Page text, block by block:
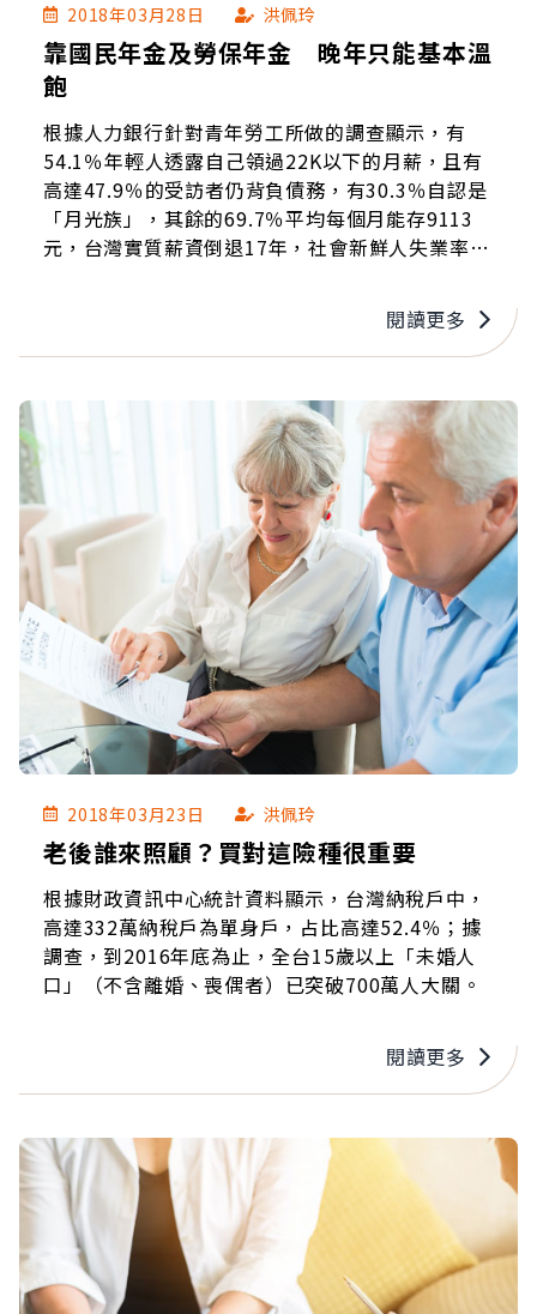
2018年03月28日 洪佩玲
靠國民年金及勞保年金 晚年只能基本溫
飽
根據人力銀行針對青年勞工所做的調查顯示，有
54.1％年輕人透露自己領過22K以下的月薪，且有
高達47.9％的受訪者仍背負債務，有30.3％自認是
「月光族」，其餘的69.7％平均每個月能存9113
元，台灣實質薪資倒退17年，社會新鮮人失業率高
閱讀更多
2018年03月23日 洪佩玲
老後誰來照顧？買對這險種很重要
根據財政資訊中心統計資料顯示，台灣納稅戶中，
高達332萬納稅戶為單身戶，占比高達52.4％；據
調查，到2016年底為止，全台15歲以上「未婚人
口」（不含離婚、喪偶者）已突破700萬人大關。
閱讀更多